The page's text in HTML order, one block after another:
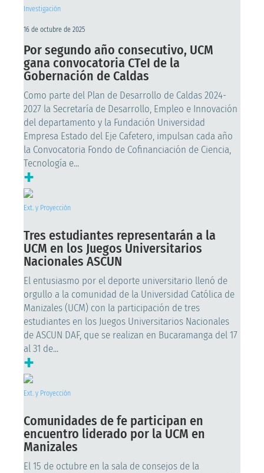
Investigación
16 de octubre de 2025
Por segundo año consecutivo, UCM
gana convocatoria CTeI de la
Gobernación de Caldas
Como parte del Plan de Desarrollo de Caldas 2024-
2027 la Secretaría de Desarrollo, Empleo e Innovación
del departamento y la Fundación Universidad
Empresa Estado del Eje Cafetero, impulsan cada año
la Convocatoria Fondo de Cofinanciación de Ciencia,
Tecnología e...
+
Ext. y Proyección
Tres estudiantes representarán a la
UCM en los Juegos Universitarios
Nacionales ASCUN
El entusiasmo por el deporte universitario llenó de
orgullo a la comunidad de la Universidad Católica de
Manizales (UCM) con la participación de tres
estudiantes en los Juegos Universitarios Nacionales
de ASCUN DAF, que se realizan en Bucaramanga del 17
al 31 de...
+
Ext. y Proyección
Comunidades de fe participan en
encuentro liderado por la UCM en
Manizales
El 15 de octubre en la sala de consejos de la